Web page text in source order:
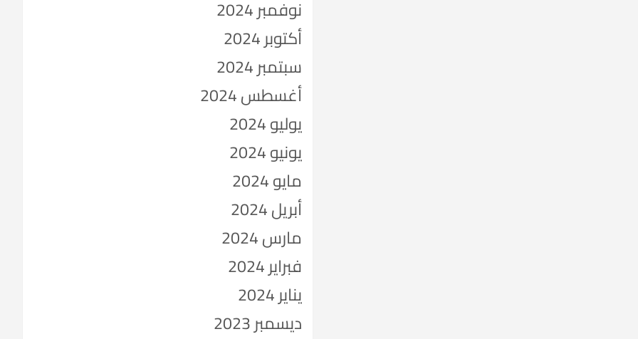
نوفمبر 2024
أكتوبر 2024
سبتمبر 2024
أغسطس 2024
يوليو 2024
يونيو 2024
مايو 2024
أبريل 2024
مارس 2024
فبراير 2024
يناير 2024
ديسمبر 2023